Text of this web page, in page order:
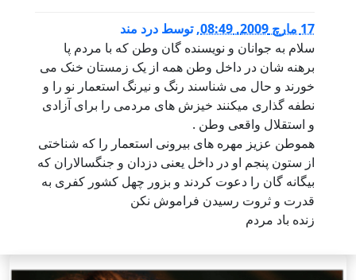
17 مارچ 2009, 08:49 ,توسط درد مند
سلام به جوانان و نویسنده گان وطن که با مردم پا
برهنه شان در داخل وطن همه از یک زمستان خنک می
خورند و حال می شناسند رنگ و نیرنگ استعمار نو را و
نطفه گذاری میکنند خیزش های مردمی را برای آزادی
و استقلال واقعی وطن .
هموطن عزیز مهره های بیرونی استعمار را که شناختی
از ستون پنجم او در داخل یعنی دزدان و جنگسالاران که
بیگانه گان را دعوت کردند و بزور چهل کشور کفری به
قدرت و ثروت رسیدن فراموش نکن
زنده باد مردم